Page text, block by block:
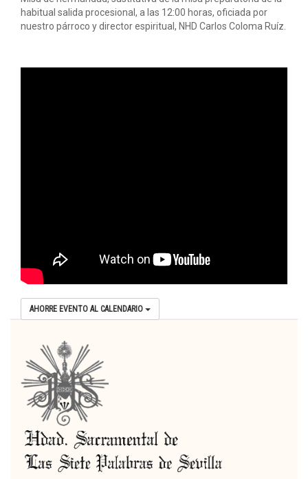
habitual salida procesional, a las 12:00 horas, oficiada por
nuestro párroco y director espiritual, NHD Carlos Coloma Ruíz.
AHORRE EVENTO AL CALENDARIO